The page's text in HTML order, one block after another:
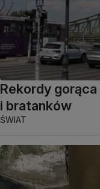
Rekordy
i bratanków
ŚWIAT